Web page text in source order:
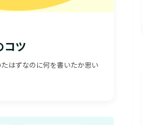
コツ
はずなのに何を書いたか思い